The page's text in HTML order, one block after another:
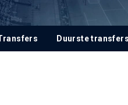
Duurste transfers